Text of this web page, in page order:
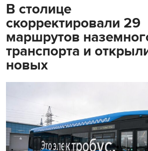
В столице
скорректировали 29
маршрутов
транспорта и
новых